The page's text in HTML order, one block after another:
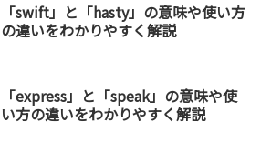
「swift」と「hasty」の意味や使い方
の違いをわかりやすく解説
「express」と「speak」の意味や使
い方の違いをわかりやすく解説